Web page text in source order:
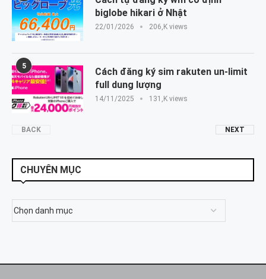
biglobe hikari ở Nhật
22/01/2026 206,K views
5
Cách đăng ký sim rakuten un-limit
full dung lượng
14/11/2025 131,K views
BACK NEXT
CHUYÊN MỤC